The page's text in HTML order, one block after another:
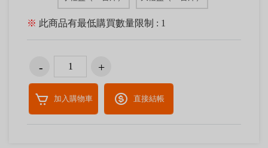
※ 此商品有最低購買數量限制 : 1
加入購物車 直接結帳